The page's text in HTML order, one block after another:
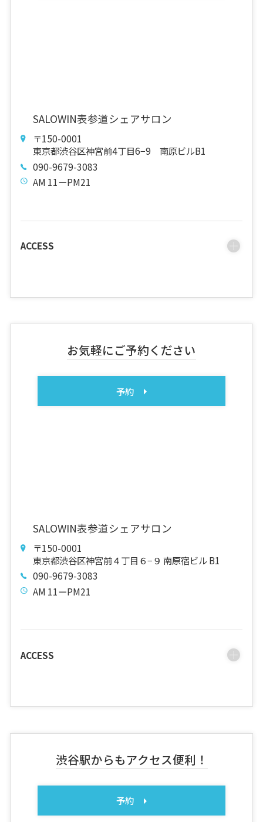
SALOWIN表参道シェアサロン
〒150-0001
東京都渋谷区神宮前4丁目6−9 南原ビルB1
090-9679-3083
AM 11ーPM21
ACCESS
お気軽にご予約ください
予約
SALOWIN表参道シェアサロン
〒150-0001
東京都渋谷区神宮前４丁目６−９ 南原宿ビル B1
090-9679-3083
AM 11ーPM21
ACCESS
渋谷駅からもアクセス便利！
予約